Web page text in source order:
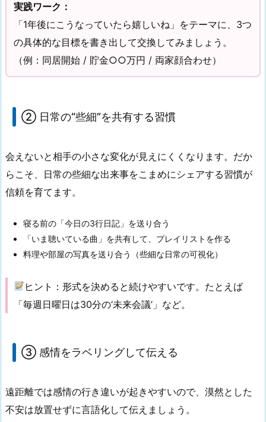
実践ワーク：
「1年後にこうなっていたら嬉しいね」をテーマに、3つ
の具体的な目標を書き出して交換してみましょう。
（例：同居開始 / 貯金○○万円 / 両家顔合わせ）
② 日常の“些細”を共有する習慣
会えないと相手の小さな変化が見えにくくなります。だか
らこそ、日常の些細な出来事をこまめにシェアする習慣が
信頼を育てます。
寝る前の「今日の3行日記」を送り合う
「いま聴いている曲」を共有して、プレイリストを作る
料理や部屋の写真を送り合う（些細な日常の可視化）
ヒント：形式を決めると続けやすいです。たとえば
「毎週日曜日は30分の‘未来会議’」など。
③ 感情をラベリングして伝える
遠距離では感情の行き違いが起きやすいので、漠然とした
不安は放置せずに言語化して伝えましょう。